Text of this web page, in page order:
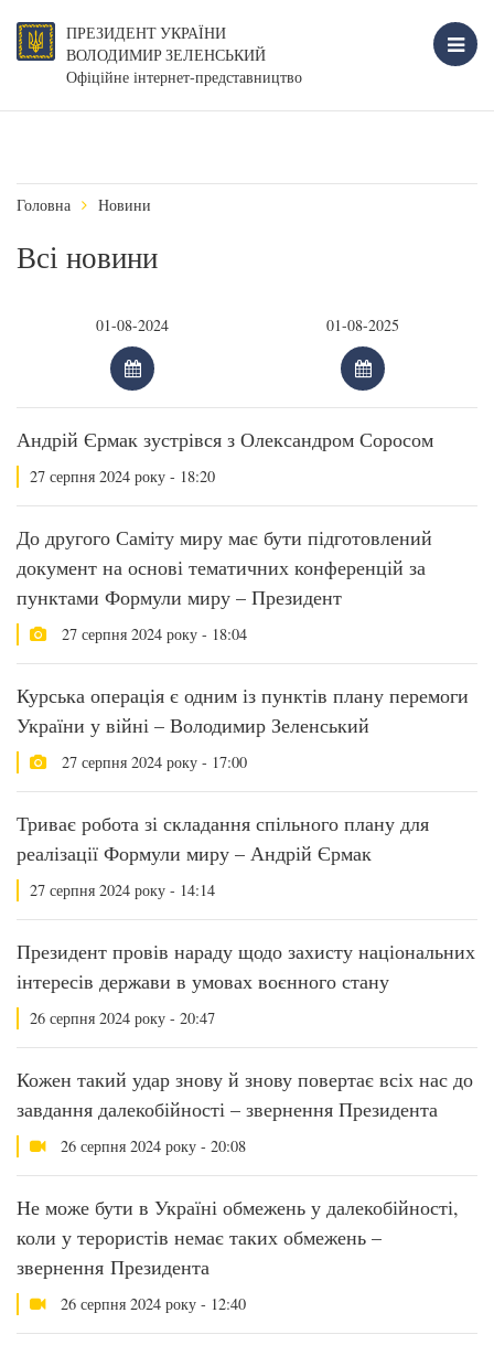
ПРЕЗИДЕНТ УКРАЇНИ
ВОЛОДИМИР ЗЕЛЕНСЬКИЙ
Офіційне інтернет-представництво
Головна Новини
Всі новини
Андрій Єрмак зустрівся з Олександром Соросом
27 серпня 2024 року - 18:20
До другого Саміту миру має бути підготовлений
документ на основі тематичних конференцій за
пунктами Формули миру – Президент
27 серпня 2024 року - 18:04
Курська операція є одним із пунктів плану перемоги
України у війні – Володимир Зеленський
27 серпня 2024 року - 17:00
Триває робота зі складання спільного плану для
реалізації Формули миру – Андрій Єрмак
27 серпня 2024 року - 14:14
Президент провів нараду щодо захисту національних
інтересів держави в умовах воєнного стану
26 серпня 2024 року - 20:47
Кожен такий удар знову й знову повертає всіх нас до
завдання далекобійності – звернення Президента
26 серпня 2024 року - 20:08
Не може бути в Україні обмежень у далекобійності,
коли у терористів немає таких обмежень –
звернення Президента
26 серпня 2024 року - 12:40